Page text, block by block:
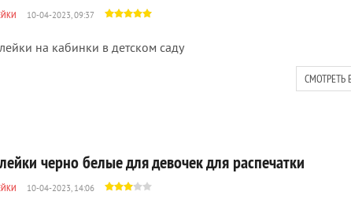
10-04-2023, 09:37
на кабинки в детском саду
СМОТРЕТЬ
черно белые для девочек для распечатки
10-04-2023, 14:06